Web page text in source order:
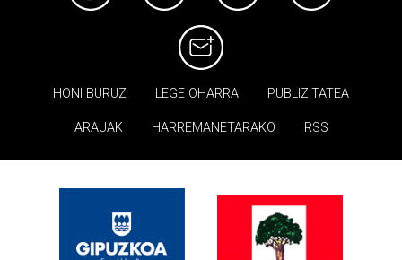
HONI BURUZ LEGE OHARRA PUBLIZITATEA
ARAUAK HARREMANETARAKO RSS